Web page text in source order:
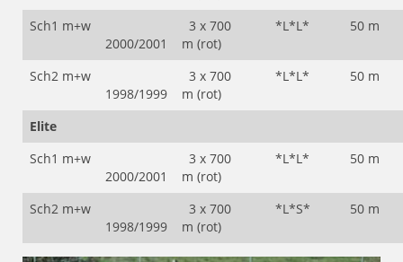
Sch1 m+w
2000/2001
3 x 700
m (rot)
*L*L* 50 m
Sch2 m+w
1998/1999
3 x 700
m (rot)
*L*L* 50 m
Elite
Sch1 m+w
2000/2001
3 x 700
m (rot)
*L*L* 50 m
Sch2 m+w
1998/1999
3 x 700
m (rot)
*L*S* 50 m